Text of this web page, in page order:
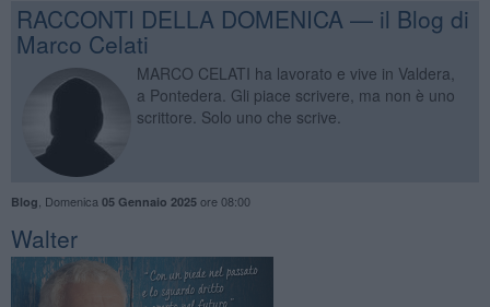
RACCONTI DELLA DOMENICA — il Blog di
Marco Celati
MARCO CELATI ha lavorato e vive in Valdera,
a Pontedera. Gli piace scrivere, ma non è uno
scrittore. Solo uno che scrive.
Blog Domenica 05 Gennaio 2025ore 08:00
Walter